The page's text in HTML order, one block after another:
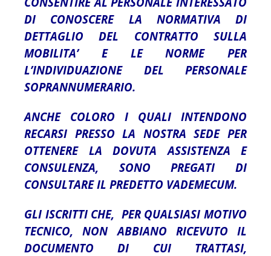
DI CONOSCERE LA NORMATIVA DI
DETTAGLIO DEL CONTRATTO SULLA
MOBILITA’ E LE NORME PER
L’INDIVIDUAZIONE DEL PERSONALE
SOPRANNUMERARIO.
ANCHE COLORO I QUALI INTENDONO
RECARSI PRESSO LA NOSTRA SEDE PER
OTTENERE LA DOVUTA ASSISTENZA E
CONSULENZA, SONO PREGATI DI
CONSULTARE IL PREDETTO VADEMECUM.
GLI ISCRITTI CHE, PER QUALSIASI MOTIVO
TECNICO, NON ABBIANO RICEVUTO IL
DOCUMENTO DI CUI TRATTASI,